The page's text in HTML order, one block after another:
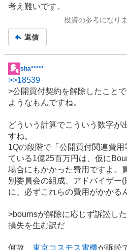
考え難いです。
投資の参考になり
返信
掲
示
板
記
sha*****
>>18539
>公開買付契約を解除したこと
ようなもんですね。
どういう計算でこういう数字が
すね。
1Qの段階で「公開買付関連費
ている1億25百万円は、仮に
場合にもかかった費用ですよ。
別委員会の組成、アドバイザー
に、必ずこれらの費用がかかる
>bournsが解除に応じず訴訟し
損失を生む訳だ
何故、 東京コスモス電機が訴訟